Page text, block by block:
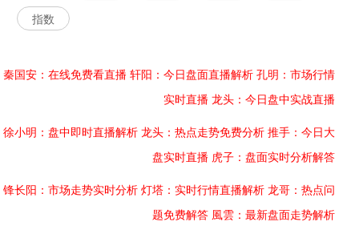
指数
秦国安：在线免费看直播 轩阳：今日盘面直播解析 孔明：市场行情
实时直播 龙头：今日盘中实战直播
徐小明：盘中即时直播解析 龙头：热点走势免费分析 推手：今日大
盘实时直播 虎子：盘面实时分析解答
锋长阳：市场走势实时分析 灯塔：实时行情直播解析 龙哥：热点问
题免费解答 風雲：最新盘面走势解析